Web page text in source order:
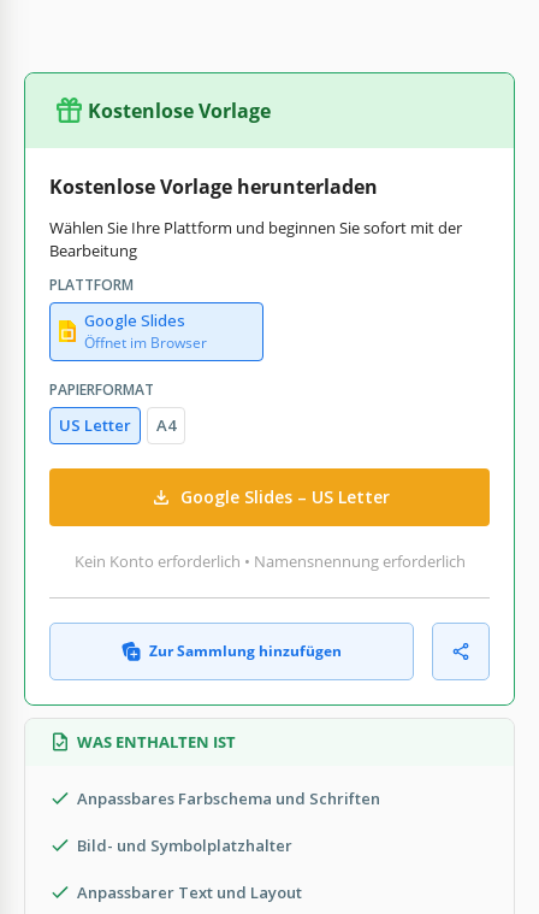
Kostenlose Vorlage
Kostenlose Vorlage herunterladen
Wählen Sie Ihre Plattform und beginnen Sie sofort mit der
Bearbeitung
PLATTFORM
Google Slides
Öffnet im Browser
PAPIERFORMAT
US Letter A4
Google Slides – US Letter
Kein Konto erforderlich • Namensnennung erforderlich
Zur Sammlung hinzufügen
WAS ENTHALTEN IST
Anpassbares Farbschema und Schriften
Bild- und Symbolplatzhalter
Anpassbarer Text und Layout